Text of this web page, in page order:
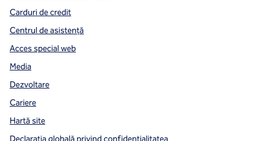
Carduri de credit
Centrul de asistență
Acces special web
Media
Dezvoltare
Cariere
Hartă site
Declarația globală privind confidenţialitatea